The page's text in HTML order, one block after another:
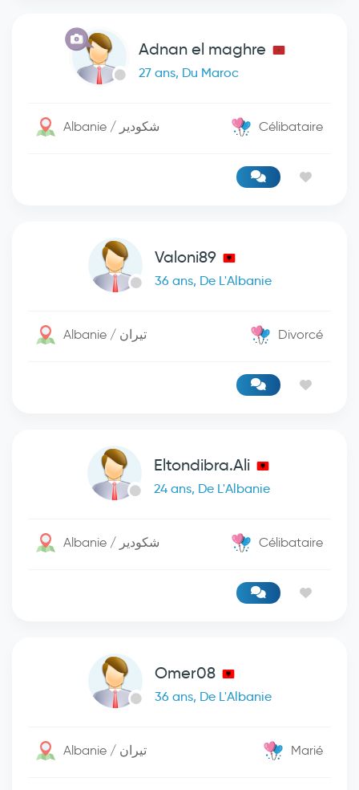
Adnan el maghre
27 ans, Du Maroc
Albanie / شكودير Célibataire
Valoni89
36 ans, De L'Albanie
Albanie / تيران Divorcé
Eltondibra.Ali
24 ans, De L'Albanie
Albanie / شكودير Célibataire
Omer08
36 ans, De L'Albanie
Albanie / تيران Marié